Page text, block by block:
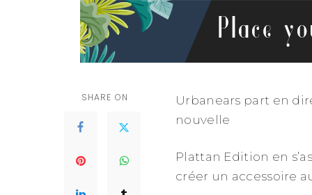
SHARE ON
Urbanears part en
nouvelle
Plattan Edition en
créer un accessoire